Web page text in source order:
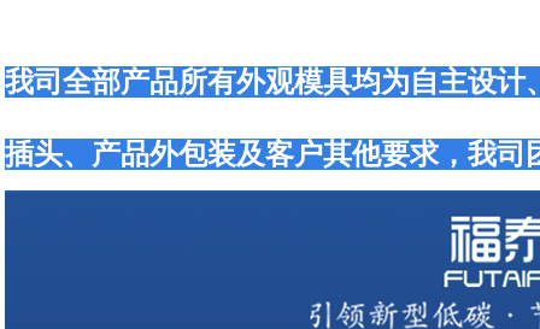
我司全部产品所有外观模具均为自主设
插头、产品外包装及客户其他要求，我司